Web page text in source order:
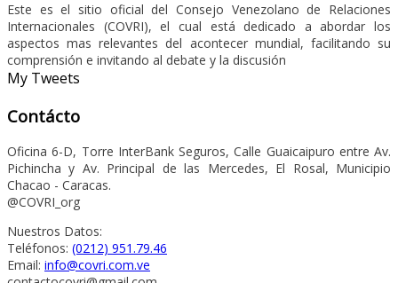
Este es el sitio oficial del Consejo Venezolano de Relaciones
Internacionales (COVRI), el cual está dedicado a abordar los
aspectos mas relevantes del acontecer mundial, facilitando su
comprensión e invitando al debate y la discusión
My Tweets
Contácto
Oficina 6-D, Torre InterBank Seguros, Calle Guaicaipuro entre Av.
Pichincha y Av. Principal de las Mercedes, El Rosal, Municipio
Chacao - Caracas.
@COVRI_org
Nuestros Datos:
Teléfonos: (0212) 951.79.46
Email: info@covri.com.ve